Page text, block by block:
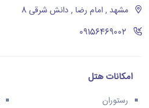
مشهد , امام رضا , دانش شرقی 8
‪09156469002‬
امکانات هتل
رستوران